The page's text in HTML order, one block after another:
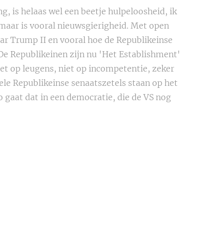
is helaas wel een beetje hulpeloosheid, ik
is vooral nieuwsgierigheid. Met open
Trump II en vooral hoe de Republikeinse
Republikeinen zijn nu 'Het Establishment'
op leugens, niet op incompetentie, zeker
Republikeinse senaatszetels staan op het
dat in een democratie, die de VS nog